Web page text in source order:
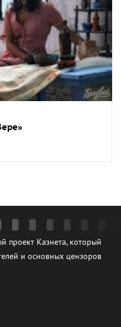
проект Казнета, который
и основных цензоров